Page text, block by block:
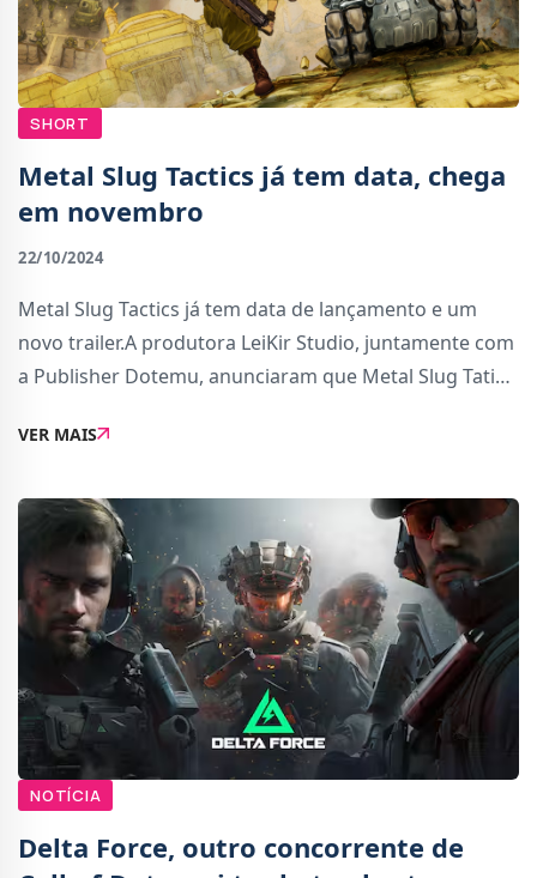
SHORT
Metal Slug Tactics já tem data, chega
em novembro
22/10/2024
Metal Slug Tactics já tem data de lançamento e um
novo trailer.A produtora LeiKir Studio, juntamente com
a Publisher Dotemu, anunciaram que Metal Slug Tatics
PlayStation 5, PlayStation 4, Xbox Series
VER MAIS
NOTÍCIA
Delta Force, outro concorrente de